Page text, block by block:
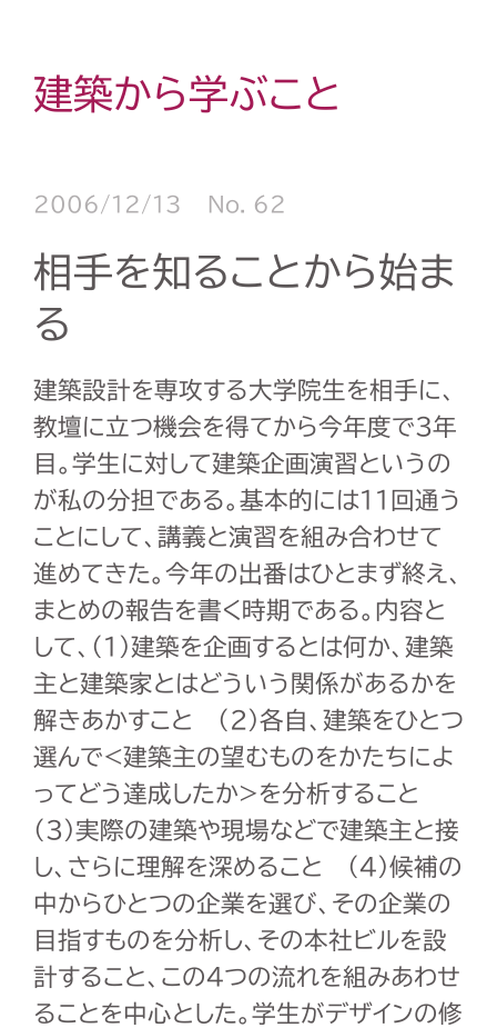
建築から学ぶこと
2006/12/13 No. 62
相手を知ることから始ま
る
建築設計を専攻する大学院生を相手に、
教壇に立つ機会を得てから今年度で3年
目。学生に対して建築企画演習というの
が私の分担である。基本的には11回通う
ことにして、講義と演習を組み合わせて
進めてきた。今年の出番はひとまず終え、
まとめの報告を書く時期である。内容と
して、(1)建築を企画するとは何か、建築
主と建築家とはどういう関係があるかを
解きあかすこと (2)各自、建築をひとつ
選んで<建築主の望むものをかたちによ
ってどう達成したか>を分析すること
(3)実際の建築や現場などで建築主と接
し、さらに理解を深めること (4)候補の
中からひとつの企業を選び、その企業の
目指すものを分析し、その本社ビルを設
計すること、この4つの流れを組みあわせ
ることを中心とした。学生がデザインの修